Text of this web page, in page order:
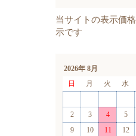
2026年 8月
日
月 火 水
2
3 4 5
9
10 11 12